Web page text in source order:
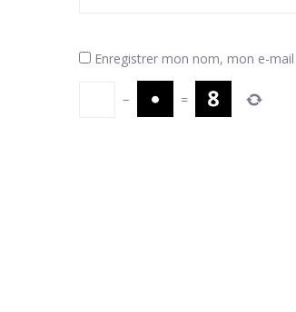
Enregistrer mon nom, mon e-
− =